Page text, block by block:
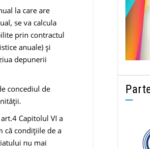
la care are
se va calcula
prin contractul
anuale) și
depunerii
concediul de
Capitolul VI a
că condițiile de a
nu mai